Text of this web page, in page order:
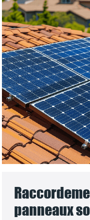
panneaux